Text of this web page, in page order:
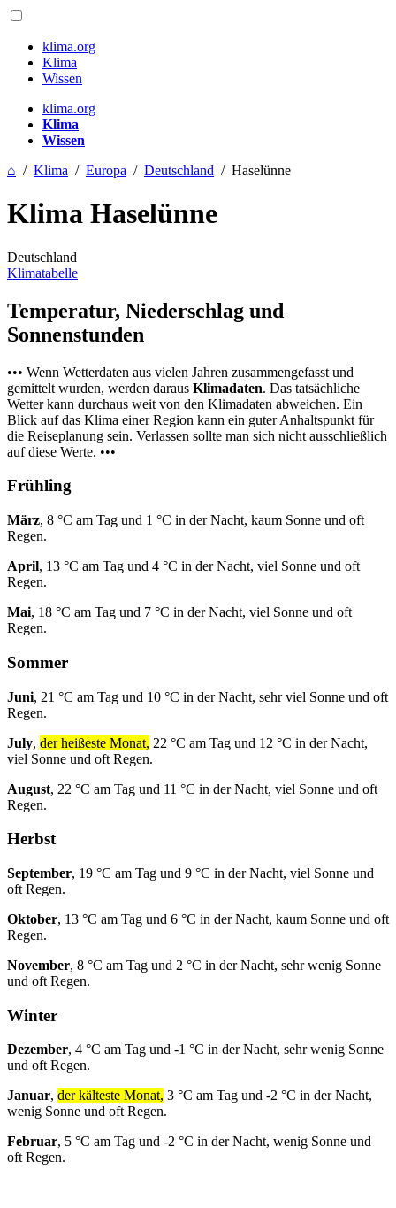
klima.org
Klima
Wissen
klima.org
Klima
Wissen
⌂ / Klima / Europa / Deutschland / Haselünne
Klima Haselünne
Deutschland
Klimatabelle
Temperatur, Niederschlag und
Sonnenstunden
••• Wenn Wetterdaten aus vielen Jahren zusammengefasst und
gemittelt wurden, werden daraus Klimadaten. Das tatsächliche
Wetter kann durchaus weit von den Klimadaten abweichen. Ein
Blick auf das Klima einer Region kann ein guter Anhaltspunkt für
die Reiseplanung sein. Verlassen sollte man sich nicht ausschließlich
auf diese Werte. •••
Frühling
März, 8 °C am Tag und 1 °C in der Nacht, kaum Sonne und oft
Regen.
April, 13 °C am Tag und 4 °C in der Nacht, viel Sonne und oft
Regen.
Mai, 18 °C am Tag und 7 °C in der Nacht, viel Sonne und oft
Regen.
Sommer
Juni, 21 °C am Tag und 10 °C in der Nacht, sehr viel Sonne und oft
Regen.
July, der heißeste Monat, 22 °C am Tag und 12 °C in der Nacht,
viel Sonne und oft Regen.
August, 22 °C am Tag und 11 °C in der Nacht, viel Sonne und oft
Regen.
Herbst
September, 19 °C am Tag und 9 °C in der Nacht, viel Sonne und
oft Regen.
Oktober, 13 °C am Tag und 6 °C in der Nacht, kaum Sonne und oft
Regen.
November, 8 °C am Tag und 2 °C in der Nacht, sehr wenig Sonne
und oft Regen.
Winter
Dezember, 4 °C am Tag und -1 °C in der Nacht, sehr wenig Sonne
und oft Regen.
Januar, der kälteste Monat, 3 °C am Tag und -2 °C in der Nacht,
wenig Sonne und oft Regen.
Februar, 5 °C am Tag und -2 °C in der Nacht, wenig Sonne und
oft Regen.